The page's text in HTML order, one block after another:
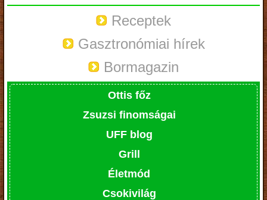
Receptek
Gasztronómiai hírek
Bormagazin
Ottis főz
Zsuzsi finomságai
UFF blog
Grill
Életmód
Csokivilág